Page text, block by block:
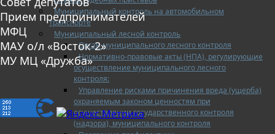
Муниципальный контроль на автомобильном
транспорте
Муниципальный лесной контроль
Орган муниципального лесного контроля
Нормативно-правовые акты (НПА), регулирующие
осуществление муниципального лесного
контроля:
Управление рисками причинения вреда (ущерба)
охраняемым законом ценностям при
осуществлении государственного контроля
(надзора), муниципального контроля
Прием предпринимателей
МФЦ
МАУ о/л «Восток-2»
МУ МЦ «Дружба»